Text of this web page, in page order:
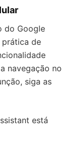
do Google
prática de
navegação no
siga as
está